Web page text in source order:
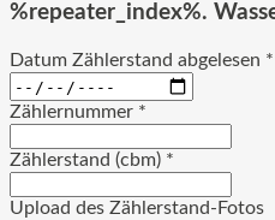
%repeater_index%.
Datum Zählerstand abgelesen *
Zählernummer *
Zählerstand (cbm) *
Upload des Zählerstand-Fotos